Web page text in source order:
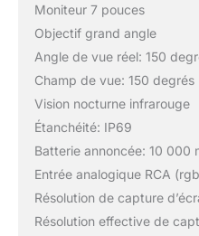
Moniteur 7 pouces
Objectif grand angle
Angle de vue réel: 150
Champ de vue: 150 degrés
Vision nocturne infrarouge
Étanchéité: IP69
Batterie annoncée: 10 000
Entrée analogique RCA
Résolution de capture
Résolution effective de